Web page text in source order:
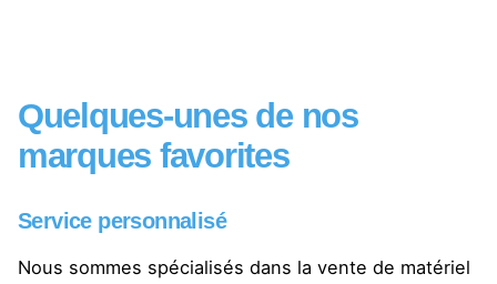
Quelques-unes de nos
marques favorites
Service personnalisé
Nous sommes spécialisés dans la vente de matériel